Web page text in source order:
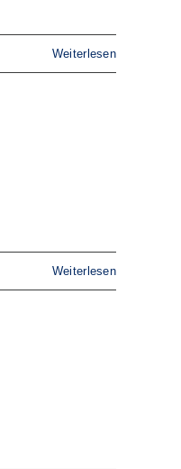
Weiterlesen
Weiterlesen